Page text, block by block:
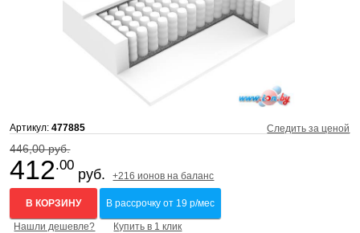
Артикул:477885 Следить за ценой
446,00 руб.
412.00
руб. +216 ионов на баланс
В КОРЗИНУ В рассрочку от 19 р/мес
Нашли дешевле? Купить в 1 клик